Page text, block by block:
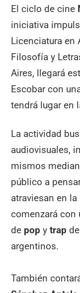
El ciclo de cine
iniciativa
Licenciatura en
Filosofía y
Aires, llegará
Escobar con
tendrá lugar en
La actividad
audiovisuales,
mismos
público a
atraviesan en
comenzará con
de pop ytrap
argentinos.
También